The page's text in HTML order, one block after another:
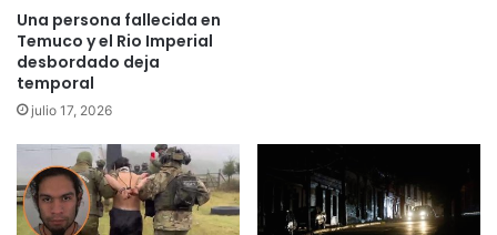
a
d
e
s
e
i
s
r
n
u
e
v
a
q
Una persona fallecida en
Temuco y el Rio Imperial
desbordado deja
temporal
julio 17, 2026